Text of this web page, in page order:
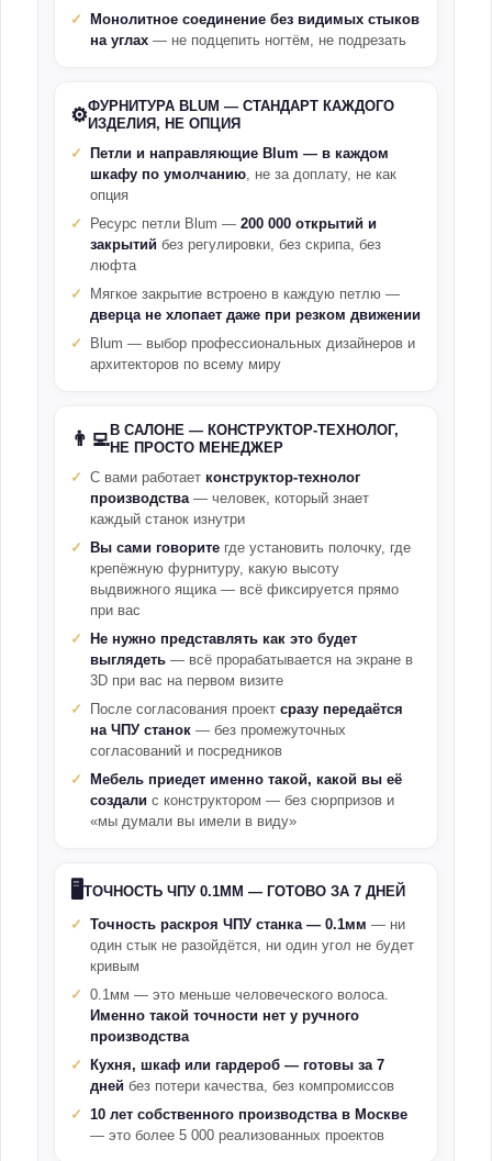
Монолитное соединение без видимых стыков
на углах — не подцепить ногтём, не подрезать
⚙️ФУРНИТУРА BLUM — СТАНДАРТ КАЖДОГО
ИЗДЕЛИЯ, НЕ ОПЦИЯ
Петли и направляющие Blum — в каждом
шкафу по умолчанию, не за доплату, не как
опция
Ресурс петли Blum — 200 000 открытий и
закрытий без регулировки, без скрипа, без
люфта
Мягкое закрытие встроено в каждую петлю —
дверца не хлопает даже при резком движении
Blum — выбор профессиональных дизайнеров и
архитекторов по всему миру
👨‍💻В САЛОНЕ — КОНСТРУКТОР-ТЕХНОЛОГ,
НЕ ПРОСТО МЕНЕДЖЕР
С вами работает конструктор-технолог
производства— человек, который знает
каждый станок изнутри
Вы сами говорите где установить полочку, где
крепёжную фурнитуру, какую высоту
выдвижного ящика — всё фиксируется прямо
при вас
Не нужно представлять как это будет
выглядеть — всё прорабатывается на экране в
3D при вас на первом визите
После согласования проект сразу передаётся
на ЧПУ станок — без промежуточных
согласований и посредников
Мебель приедет именно такой, какой вы её
создали с конструктором — без сюрпризов и
«мы думали вы имели в виду»
🖥️ ТОЧНОСТЬ ЧПУ 0.1ММ — ГОТОВО ЗА 7 ДНЕЙ
Точность раскроя ЧПУ станка — 0.1мм — ни
один стык не разойдётся, ни один угол не будет
кривым
0.1мм — это меньше человеческого волоса.
Именно такой точности нет у ручного
производства
Кухня, шкаф или гардероб — готовы за 7
дней без потери качества, без компромиссов
10 лет собственного производства в Москве
— это более 5 000 реализованных проектов